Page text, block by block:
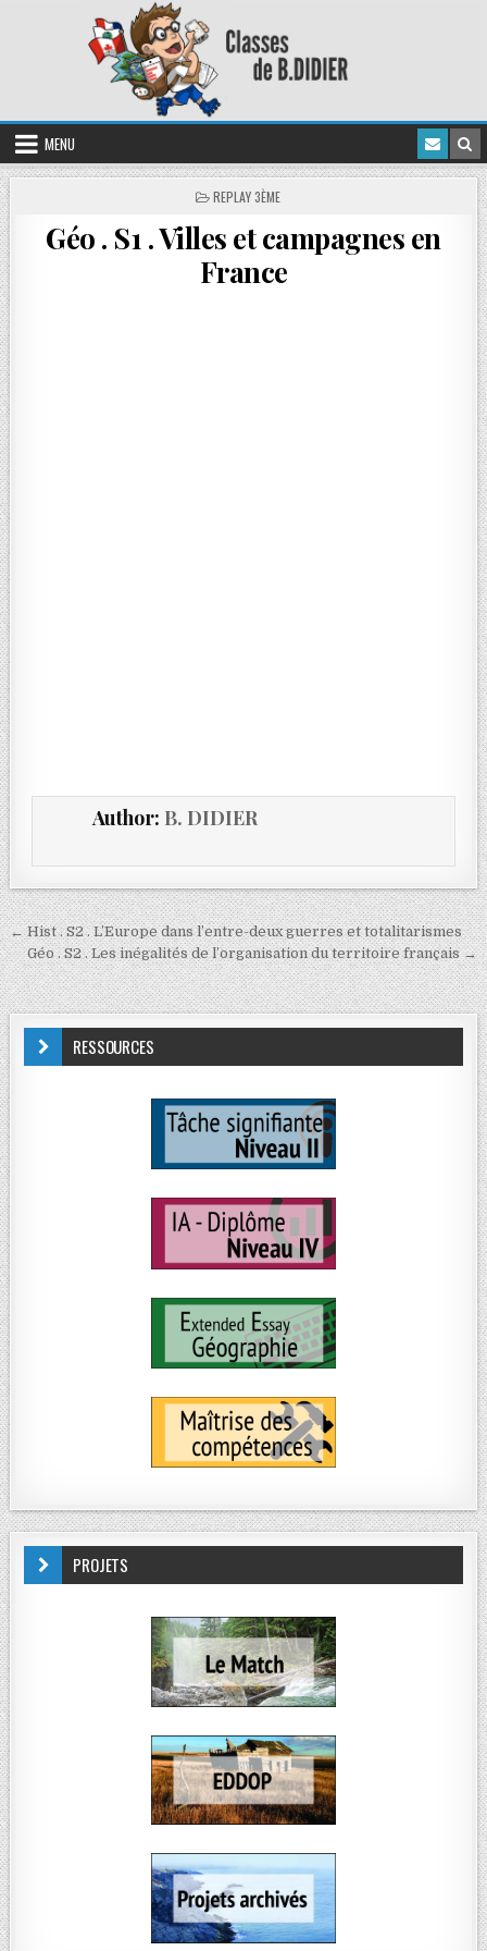
MENU
REPLAY 3ÈME
Géo . S1 . Villes et campagnes en
France
Author: B. DIDIER
← Hist . S2 . L’Europe dans l’entre-deux guerres et totalitarismes
Géo . S2 . Les inégalités de l’organisation du territoire français →
RESSOURCES
PROJETS